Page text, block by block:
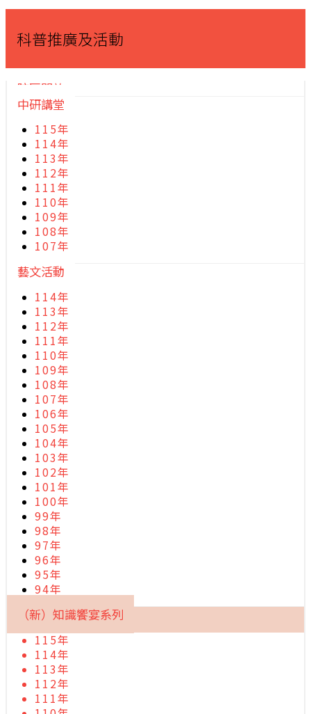
科普推廣及活動
院區開放
中研講堂
115年
114年
113年
112年
111年
110年
109年
108年
107年
藝文活動
114年
113年
112年
111年
110年
109年
108年
107年
106年
105年
104年
103年
102年
101年
100年
99年
98年
97年
96年
95年
94年
（新）知識饗宴系列
115年
114年
113年
112年
111年